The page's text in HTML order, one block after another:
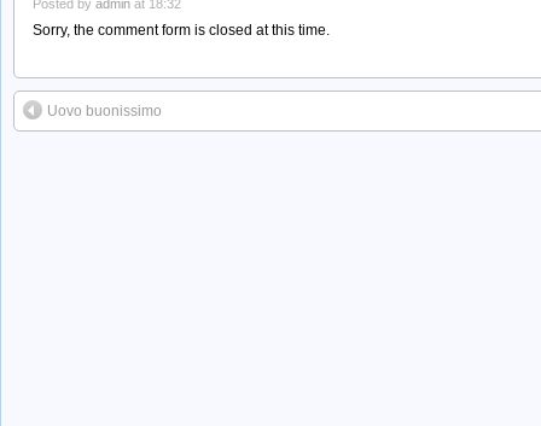
Posted by admin at 18:32
Sorry, the comment form is closed at this time.
Uovo buonissimo